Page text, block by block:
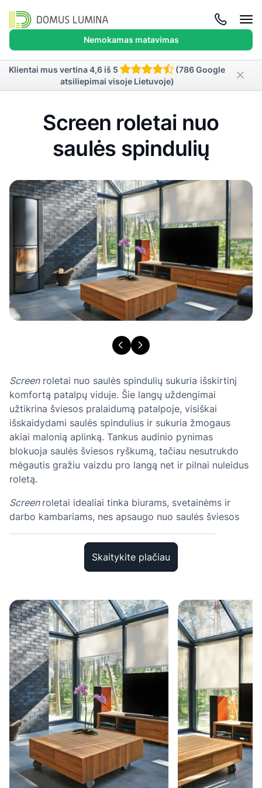
Nemokamas matavimas
Klientai mus vertina 4,6 iš 5
(786 Google
atsiliepimai visoje Lietuvoje)
Screen roletai nuo
saulės spindulių
Screenroletai nuo saulės spindulių sukuria išskirtinį
komfortą patalpų viduje. Šie langų uždengimai
užtikrina šviesos pralaidumą patalpoje, visiškai
išskaidydami saulės spindulius ir sukuria žmogaus
akiai malonią aplinką. Tankus audinio pynimas
blokuoja saulės šviesos ryškumą, tačiau nesutrukdo
mėgautis gražiu vaizdu pro langą net ir pilnai nuleidus
roletą.
Screen roletai idealiai tinka biurams, svetainėms ir
darbo kambariams, nes apsaugo nuo saulės šviesos
svarstote apie šiuos roletus –
susisiekite su mumis ir mes patarsime, kaip išsirinkti,
Screenroletai nuo saulės –
modernus sprendimas
Norintiems ne tik praktiško, bet ir stilingo pasirinkimo,
screenlangų uždangos – puikus pasirinkimas. Šie
gaminiai užtikrina šviesos pralaidumą, tuo pačiu
neleidžia patalpoms prikaisti. Dėl šių savybių
sumažinamos oro kondicionavimo ir kitų vėdinimo
sistemų išlaidos. Kiti šių roletų privalumai:
Apsaugo nuo saulės šviesos atspindžių ant
Skaitykite plačiau